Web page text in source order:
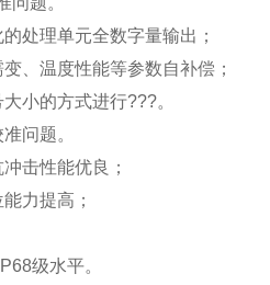
处理单元全数字量输出；
、温度性能等参数自补偿；
小的方式进行???。
问题。
击性能优良；
力提高；
级水平。